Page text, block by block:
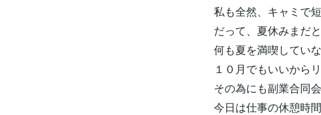
私も全然、キャミで
だって、夏休みまだ
何も夏を満喫してい
１０月でもいいから
その為にも副業合同
今日は仕事の休憩時